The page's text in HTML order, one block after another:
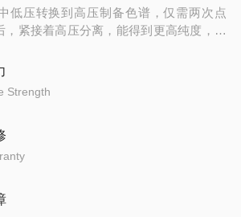
低压转换到高压制备色谱，仅需两次点
，紧接着高压分离，能得到更高纯度，更
Strength